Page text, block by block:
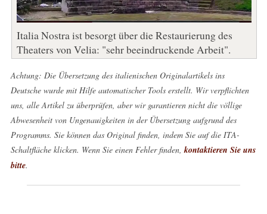
Italia Nostra ist besorgt über die Restaurierung des
Theaters von Velia: "sehr beeindruckende Arbeit".
Achtung: Die Übersetzung des italienischen Originalartikels ins
Deutsche wurde mit Hilfe automatischer Tools erstellt. Wir verpflichten
uns, alle Artikel zu überprüfen, aber wir garantieren nicht die völlige
Abwesenheit von Ungenauigkeiten in der Übersetzung aufgrund des
Programms. Sie können das Original finden, indem Sie auf die ITA-
Schaltfläche klicken. Wenn Sie einen Fehler finden, kontaktieren Sie uns
bitte.